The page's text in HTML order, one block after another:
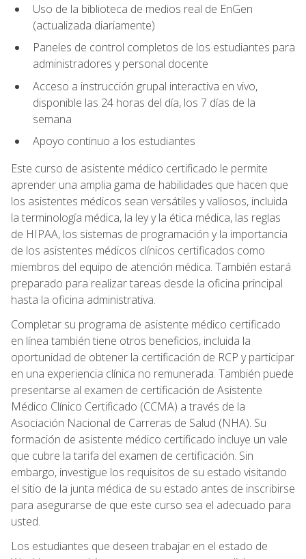
Uso de la biblioteca de medios real de EnGen
(actualizada diariamente)
Paneles de control completos de los estudiantes para
administradores y personal docente
Acceso a instrucción grupal interactiva en vivo,
disponible las 24 horas del día, los 7 días de la
semana
Apoyo continuo a los estudiantes
Este curso de asistente médico certificado le permite
aprender una amplia gama de habilidades que hacen que
los asistentes médicos sean versátiles y valiosos, incluida
la terminología médica, la ley y la ética médica, las reglas
de HIPAA, los sistemas de programación y la importancia
de los asistentes médicos clínicos certificados como
miembros del equipo de atención médica. También estará
preparado para realizar tareas desde la oficina principal
hasta la oficina administrativa.
Completar su programa de asistente médico certificado
en línea también tiene otros beneficios, incluida la
oportunidad de obtener la certificación de RCP y participar
en una experiencia clínica no remunerada. También puede
presentarse al examen de certificación de Asistente
Médico Clínico Certificado (CCMA) a través de la
Asociación Nacional de Carreras de Salud (NHA). Su
formación de asistente médico certificado incluye un vale
que cubre la tarifa del examen de certificación. Sin
embargo, investigue los requisitos de su estado visitando
el sitio de la junta médica de su estado antes de inscribirse
para asegurarse de que este curso sea el adecuado para
usted.
Los estudiantes que deseen trabajar en el estado de